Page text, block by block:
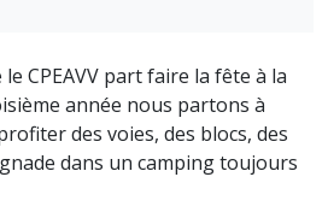
CPEAVV part faire la fête à la
année nous partons à
des voies, des blocs, des
dans un camping toujours